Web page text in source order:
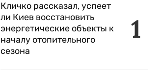
1
Кличко рассказал, успеет
ли Киев восстановить
энергетические объекты к
началу отопительного
сезона